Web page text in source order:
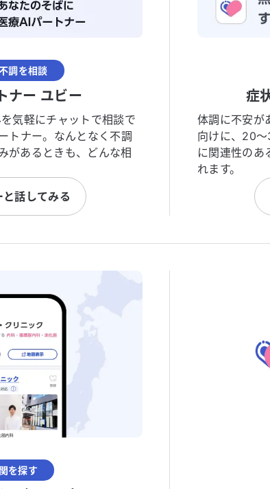
調を相談
ナー ユビー
気軽にチャットで相談で
トナー。なんとなく不調
があるときも、どんな相
話してみる
症
体調に不安が
向けに、20
に関連性のあ
れます。
を探す